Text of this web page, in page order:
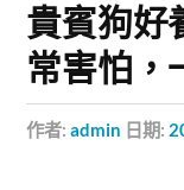
貴賓狗好
常害怕，
作者:admin 日期: